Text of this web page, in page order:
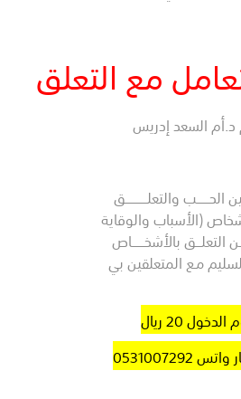
مع التعلق
د.أم السعد إدريس
والتعلــــــــــــق
(الأسباب والوقاية
التعلـــق بالأشخـــــــاص
السليم مـع المتعلقين بي
20 ريال